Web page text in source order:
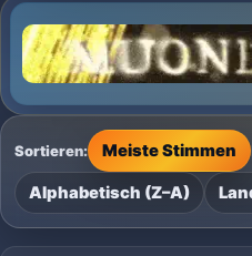
Sortieren: Meiste Stimmen
Alphabetisch (Z–A)